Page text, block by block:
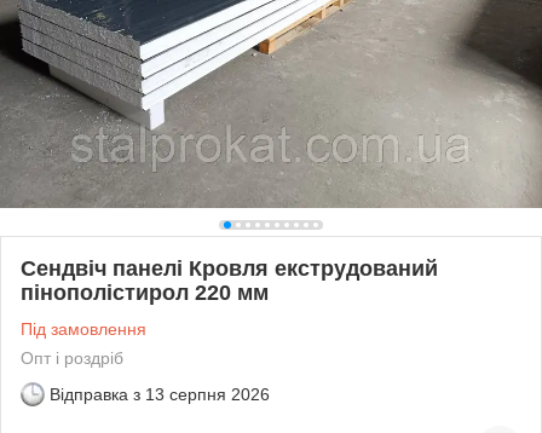
Сендвіч панелі Кровля екструдований
пінополістирол 220 мм
Під замовлення
Опт і роздріб
Відправка з 13 серпня 2026